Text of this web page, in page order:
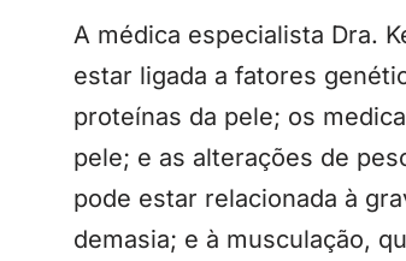
A médica especialista Dra.
estar ligada a fatores
proteínas da pele; os
pele; e as alterações de
pode estar relacionada à
demasia; e à musculação,